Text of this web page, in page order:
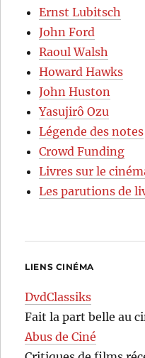
Ernst Lubitsch
John Ford
Raoul Walsh
Howard Hawks
John Huston
Yasujirô Ozu
Légende des notes
Crowd Funding
Livres sur le
Les parutions de
LIENS CINÉMA
DvdClassiks
Fait la part belle au
Abus de Ciné